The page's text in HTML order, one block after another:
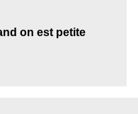
on est petite